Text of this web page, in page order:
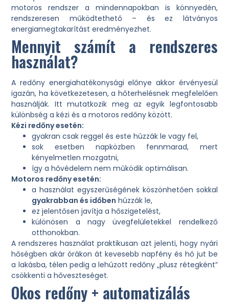
motoros rendszer a mindennapokban is könnyedén,
rendszeresen működtethető – és ez látványos
energiamegtakarítást eredményezhet.
Mennyit számít a rendszeres
használat?
A redőny energiahatékonysági előnye akkor érvényesül
igazán, ha következetesen, a hőterhelésnek megfelelően
használják. Itt mutatkozik meg az egyik legfontosabb
különbség a kézi és a motoros redőny között.
Kézi redőny esetén:
gyakran csak reggel és este húzzák le vagy fel,
sok esetben napközben fennmarad, mert
kényelmetlen mozgatni,
így a hővédelem nem működik optimálisan.
Motoros redőny esetén:
a használat egyszerűségének köszönhetően sokkal
gyakrabban és időben húzzák le,
ez jelentősen javítja a hőszigetelést,
különösen a nagy üvegfelületekkel rendelkező
otthonokban.
A rendszeres használat praktikusan azt jelenti, hogy nyári
hőségben akár órákon át kevesebb napfény és hő jut be
a lakásba, télen pedig a lehúzott redőny „plusz rétegként”
csökkenti a hőveszteséget.
Okos redőny + automatizálás